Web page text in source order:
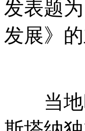
发表题
发展》的
当地时